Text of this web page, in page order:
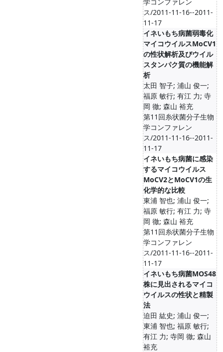
ス/2011-11-16--2011-
11-17
イネいもち病菌弱毒化
マイコウイルスMoCV1
の性状解析及びウイル
スタンパク質の機能解
析
太田 智子; 浦山 俊一;
福原 敏行; 有江 力; 寺
岡 徹; 森山 裕充
第11回糸状菌分子生物
学コンファレン
ス/2011-11-16--2011-
11-17
イネいもち病菌に感染
するマイコウイルス
MoCV2とMoCV1の生
化学的な比較
東浦 智也; 浦山 俊一;
福原 敏行; 有江 力; 寺
岡 徹; 森山 裕充
第11回糸状菌分子生物
学コンファレン
ス/2011-11-16--2011-
11-17
イネいもち病菌MOS48
株に見出されるマイコ
ウイルスの性状と精製
法
迫田 紘史; 浦山 俊一;
東浦 智也; 福原 敏行;
有江 力; 寺岡 徹; 森山
裕充